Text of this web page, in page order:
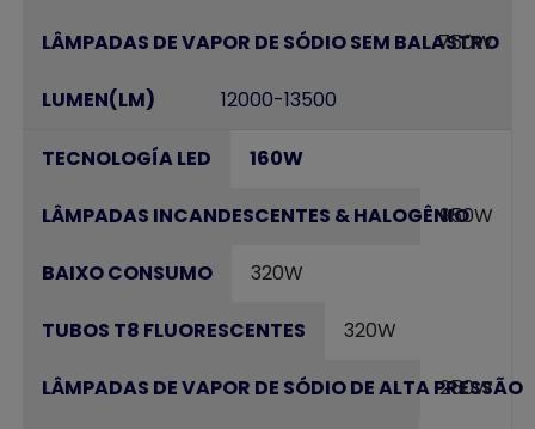
750W
12000-13500
160W
950W
320W
320W
250W